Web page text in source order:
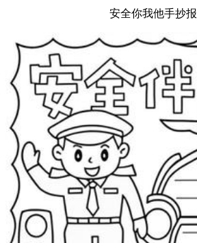
安全你我他手抄报